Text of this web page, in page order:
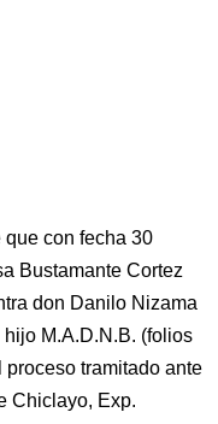
que con fecha 30
Bustamante Cortez
don Danilo Nizama
M.A.D.N.B. (folios
tramitado ante
Chiclayo, Exp.